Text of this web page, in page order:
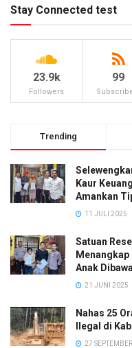
Stay Connected test
23.9k
Followers
99
Trending
Kaur
Amankan
11 JULI 2025
Satuan
Anak
21 JUNI 2025
Nahas 25
Ilegal di
27